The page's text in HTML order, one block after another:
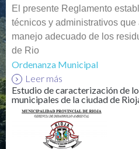
El presente Reglamento
técnicos y administrativos
manejo adecuado de los
de Rio
Ordenanza Municipal
Leer más
Estudio de caracterización de
municipales de la ciudad de